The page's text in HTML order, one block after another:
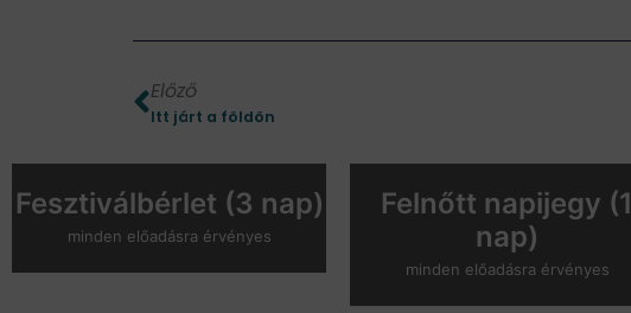
Előző
Itt járt a földön
Fesztiválbérlet (3 nap)
minden előadásra érvényes
Felnőtt napijegy (1
nap)
minden előadásra érvényes